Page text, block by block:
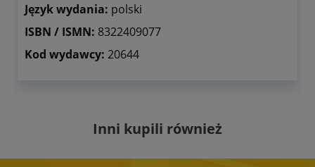
Język wydania: polski
ISBN / ISMN: 8322409077
Kod wydawcy: 20644
Inni kupili również